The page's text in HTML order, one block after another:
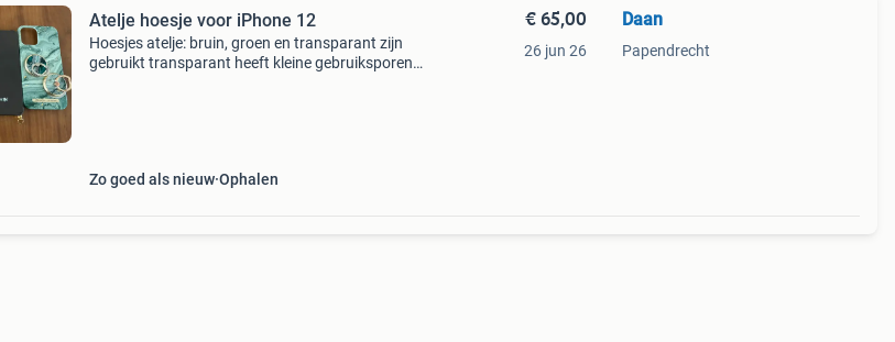
Atelje hoesje voor iPhone 12
Hoesjes atelje: bruin, groen en transparant zijn
gebruikt transparant heeft kleine gebruiksporen
Zo goed als nieuw Ophalen
€ 65,00
26 jun 26
Daan
Papendrecht